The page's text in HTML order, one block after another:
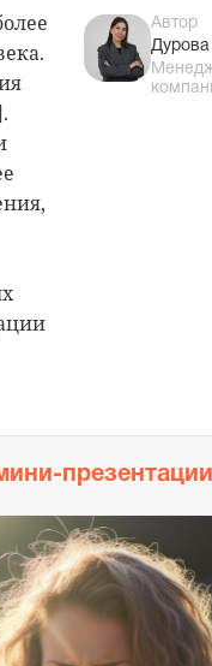
Автор
презентации